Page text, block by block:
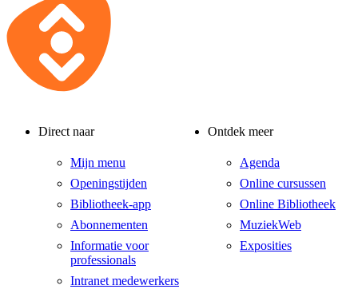
Direct naar
Mijn menu
Openingstijden
Bibliotheek-app
Abonnementen
Informatie voor
professionals
Intranet medewerkers
Ontdek meer
Agenda
Online cursussen
Online Bibliotheek
MuziekWeb
Exposities